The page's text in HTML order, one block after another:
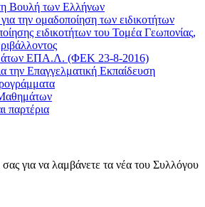
Βουλή των Ελλήνων
την ομαδοποίηση των ειδικοτήτων
ειδικοτήτων του Τομέα Γεωπονίας,
ΕΠΑ.Λ. (ΦΕΚ 23-8-2016)
την Επαγγελματική Εκπαίδευση
παρτέρια
για να λαμβάνετε τα νέα του Συλλόγου